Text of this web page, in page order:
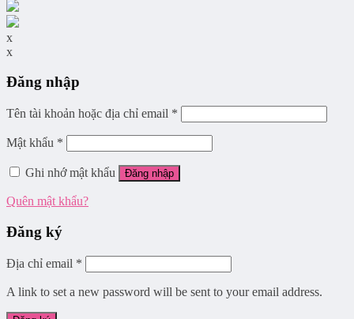
x
x
Đăng nhập
Tên tài khoản hoặc địa chỉ email *
Mật khẩu *
Ghi nhớ mật khẩu Đăng nhập
Quên mật khẩu?
Đăng ký
Địa chỉ email *
A link to set a new password will be sent to your email address.